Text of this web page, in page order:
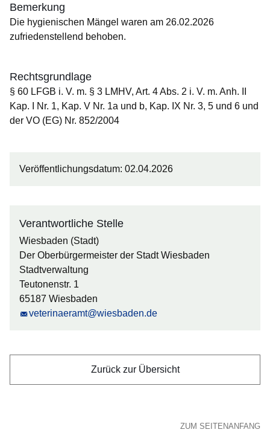
Bemerkung
Die hygienischen Mängel waren am 26.02.2026
zufriedenstellend behoben.
Rechtsgrundlage
§ 60 LFGB i. V. m. § 3 LMHV, Art. 4 Abs. 2 i. V. m. Anh. II
Kap. I Nr. 1, Kap. V Nr. 1a und b, Kap. IX Nr. 3, 5 und 6 und
der VO (EG) Nr. 852/2004
Veröffentlichungsdatum: 02.04.2026
Verantwortliche Stelle
Wiesbaden (Stadt)
Der Oberbürgermeister der Stadt Wiesbaden
Stadtverwaltung
Teutonenstr. 1
65187 Wiesbaden
veterinaeramt@wiesbaden.de
Zurück zur Übersicht
ZUM SEITENANFANG